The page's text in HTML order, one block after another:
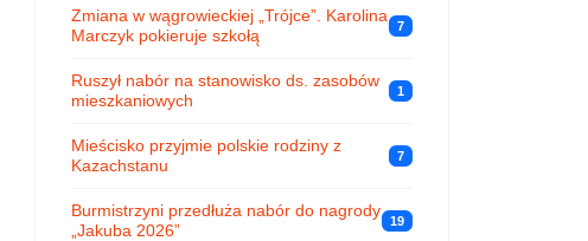
Zmiana w wągrowieckiej „Trójce”. Karolina
Marczyk pokieruje szkołą
7
Ruszył nabór na stanowisko ds. zasobów
mieszkaniowych
1
Mieścisko przyjmie polskie rodziny z
Kazachstanu
7
Burmistrzyni przedłuża nabór do nagrody
„Jakuba 2026”
19